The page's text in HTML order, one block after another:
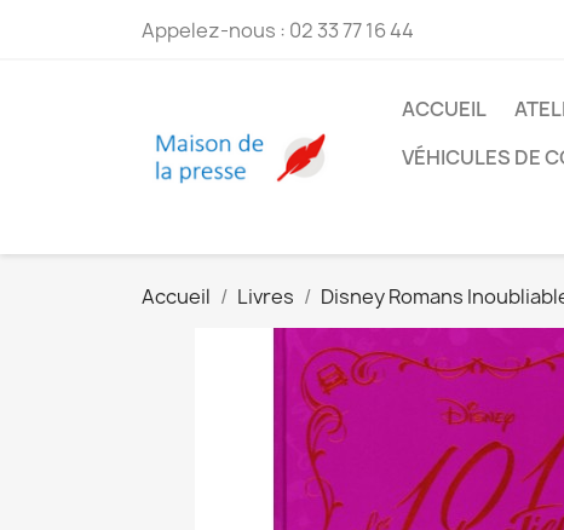
Appelez-nous : 02 33 77 16 44
ACCUEIL
VÉHICULES DE
Accueil Livres Disney Romans